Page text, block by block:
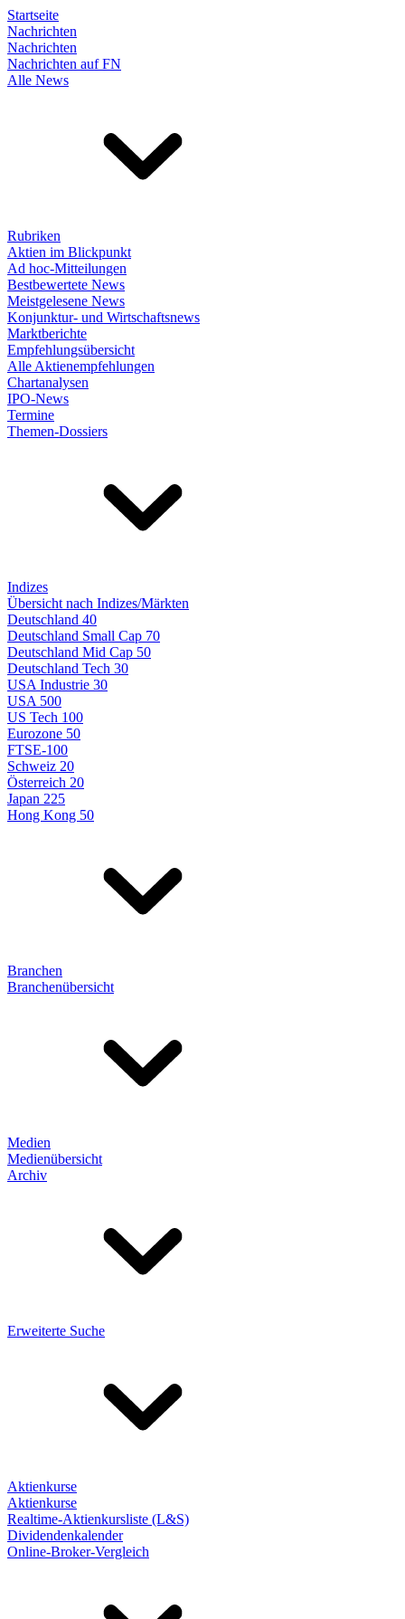
Startseite
Nachrichten
Nachrichten
Nachrichten auf FN
Alle News
Rubriken
Aktien im Blickpunkt
Ad hoc-Mitteilungen
Bestbewertete News
Meistgelesene News
Konjunktur- und Wirtschaftsnews
Marktberichte
Empfehlungsübersicht
Alle Aktienempfehlungen
Chartanalysen
IPO-News
Termine
Themen-Dossiers
Indizes
Übersicht nach Indizes/Märkten
Deutschland 40
Deutschland Small Cap 70
Deutschland Mid Cap 50
Deutschland Tech 30
USA Industrie 30
USA 500
US Tech 100
Eurozone 50
FTSE-100
Schweiz 20
Österreich 20
Japan 225
Hong Kong 50
Branchen
Branchenübersicht
Medien
Medienübersicht
Archiv
Erweiterte Suche
Aktienkurse
Aktienkurse
Realtime-Aktienkursliste (L&S)
Dividendenkalender
Online-Broker-Vergleich